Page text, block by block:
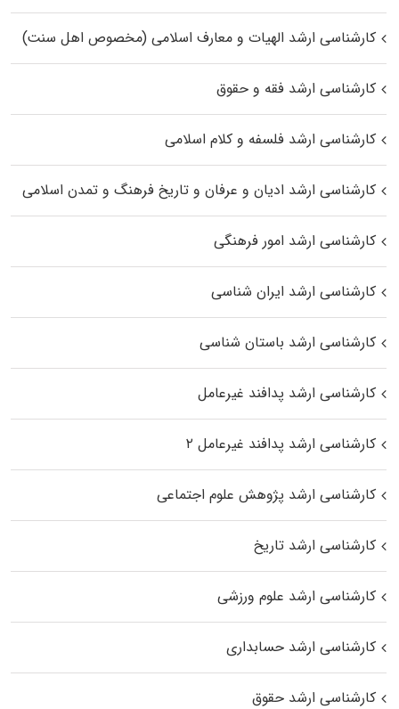
کارشناسی ارشد الهیات و معارف اسلامی (مخصوص اهل سنت)
کارشناسی ارشد فقه و حقوق
کارشناسی ارشد فلسفه و کلام اسلامی
کارشناسی ارشد ادیان و عرفان و تاریخ فرهنگ و تمدن اسلامی
کارشناسی ارشد امور فرهنگی
کارشناسی ارشد ایران شناسی
کارشناسی ارشد باستان شناسی
کارشناسی ارشد پدافند غیرعامل
کارشناسی ارشد پدافند غیرعامل ۲
کارشناسی ارشد پژوهش علوم اجتماعی
کارشناسی ارشد تاریخ
کارشناسی ارشد علوم ورزشی
کارشناسی ارشد حسابداری
کارشناسی ارشد حقوق